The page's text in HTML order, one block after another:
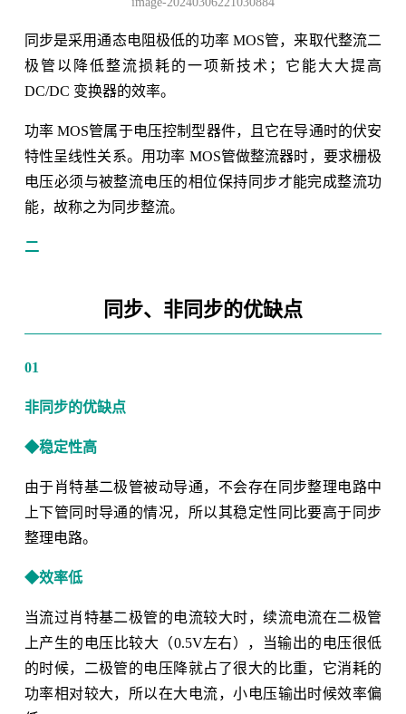
同步是采用通态电阻极低的功率 MOS管，来取代整流二
极管以降低整流损耗的一项新技术；它能大大提高
DC/DC 变换器的效率。
功率 MOS管属于电压控制型器件，且它在导通时的伏安
特性呈线性关系。用功率 MOS管做整流器时，要求栅极
电压必须与被整流电压的相位保持同步才能完成整流功
能，故称之为同步整流。
二
同步、非同步的优缺点
01
非同步的优缺点
◆稳定性高
由于肖特基二极管被动导通，不会存在同步整理电路中
上下管同时导通的情况，所以其稳定性同比要高于同步
整理电路。
◆效率低
当流过肖特基二极管的电流较大时，续流电流在二极管
上产生的电压比较大（0.5V左右），当输出的电压很低
的时候，二极管的电压降就占了很大的比重，它消耗的
功率相对较大，所以在大电流，小电压输出时候效率偏